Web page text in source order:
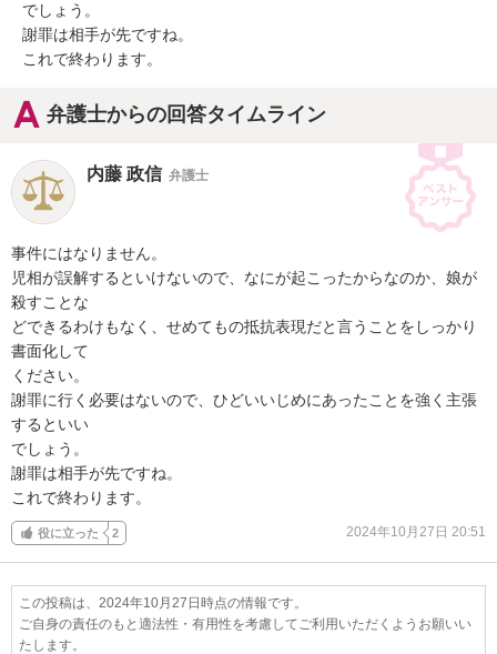
でしょう。
謝罪は相手が先ですね。
これで終わります。
弁護士からの回答タイムライン
内藤 政信 弁護士
事件にはなりません。
児相が誤解するといけないので、なにが起こったからなのか、娘が
殺すことな
どできるわけもなく、せめてもの抵抗表現だと言うことをしっかり
書面化して
ください。
謝罪に行く必要はないので、ひどいいじめにあったことを強く主張
するといい
でしょう。
謝罪は相手が先ですね。
これで終わります。
役に立った 2 2024年10月27日 20:51
この投稿は、2024年10月27日時点の情報です。
ご自身の責任のもと適法性・有用性を考慮してご利用いただくようお願いい
たします。